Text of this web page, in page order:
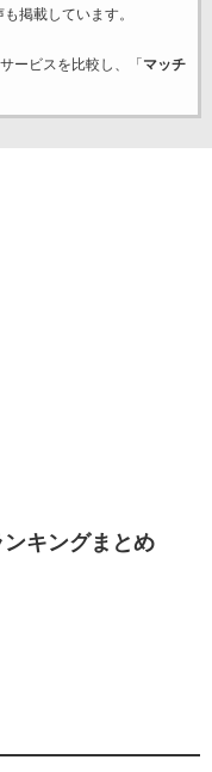
掲載しています。
ービスを比較し、「 マッチ
キングまとめ